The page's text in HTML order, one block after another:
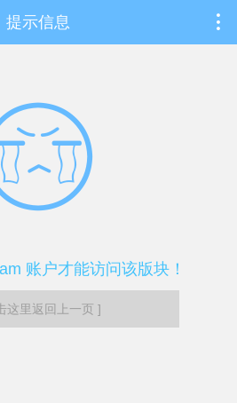
提示信息
账户才能访问该版块！
这里返回上一页 ]